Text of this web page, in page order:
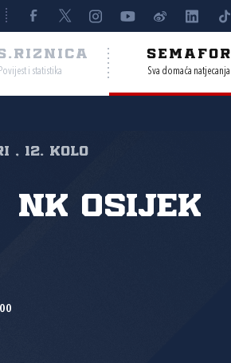
Povijest i statistika
SEMAFOR
Sva domaća natjecanja
, 12. kolo
NK Osijek